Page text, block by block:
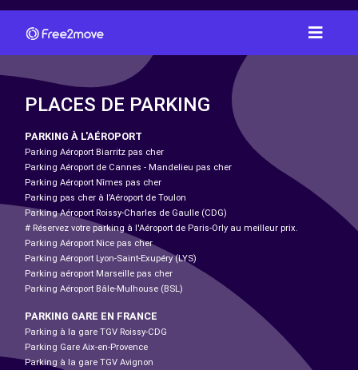
PLACES DE PARKING
PARKING À L'AÉROPORT
Parking Aéroport Biarritz pas cher
Parking Aéroport de Cannes - Mandelieu pas cher
Parking Aéroport Nîmes pas cher
Parking pas cher à l’Aéroport de Toulon
Parking Aéroport Roissy-Charles de Gaulle (CDG)
# Réservez votre parking à l'Aéroport de Paris-Orly au meilleur prix.
Parking Aéroport Nice pas cher
Parking Aéroport Lyon-Saint-Exupéry (LYS)
Parking aéroport Marseille pas cher
Parking Aéroport Bâle-Mulhouse (BSL)
PARKING GARE EN FRANCE
Parking à la gare TGV Roissy-CDG
Parking Gare Aix-en-Provence
Parking à la gare TGV Avignon